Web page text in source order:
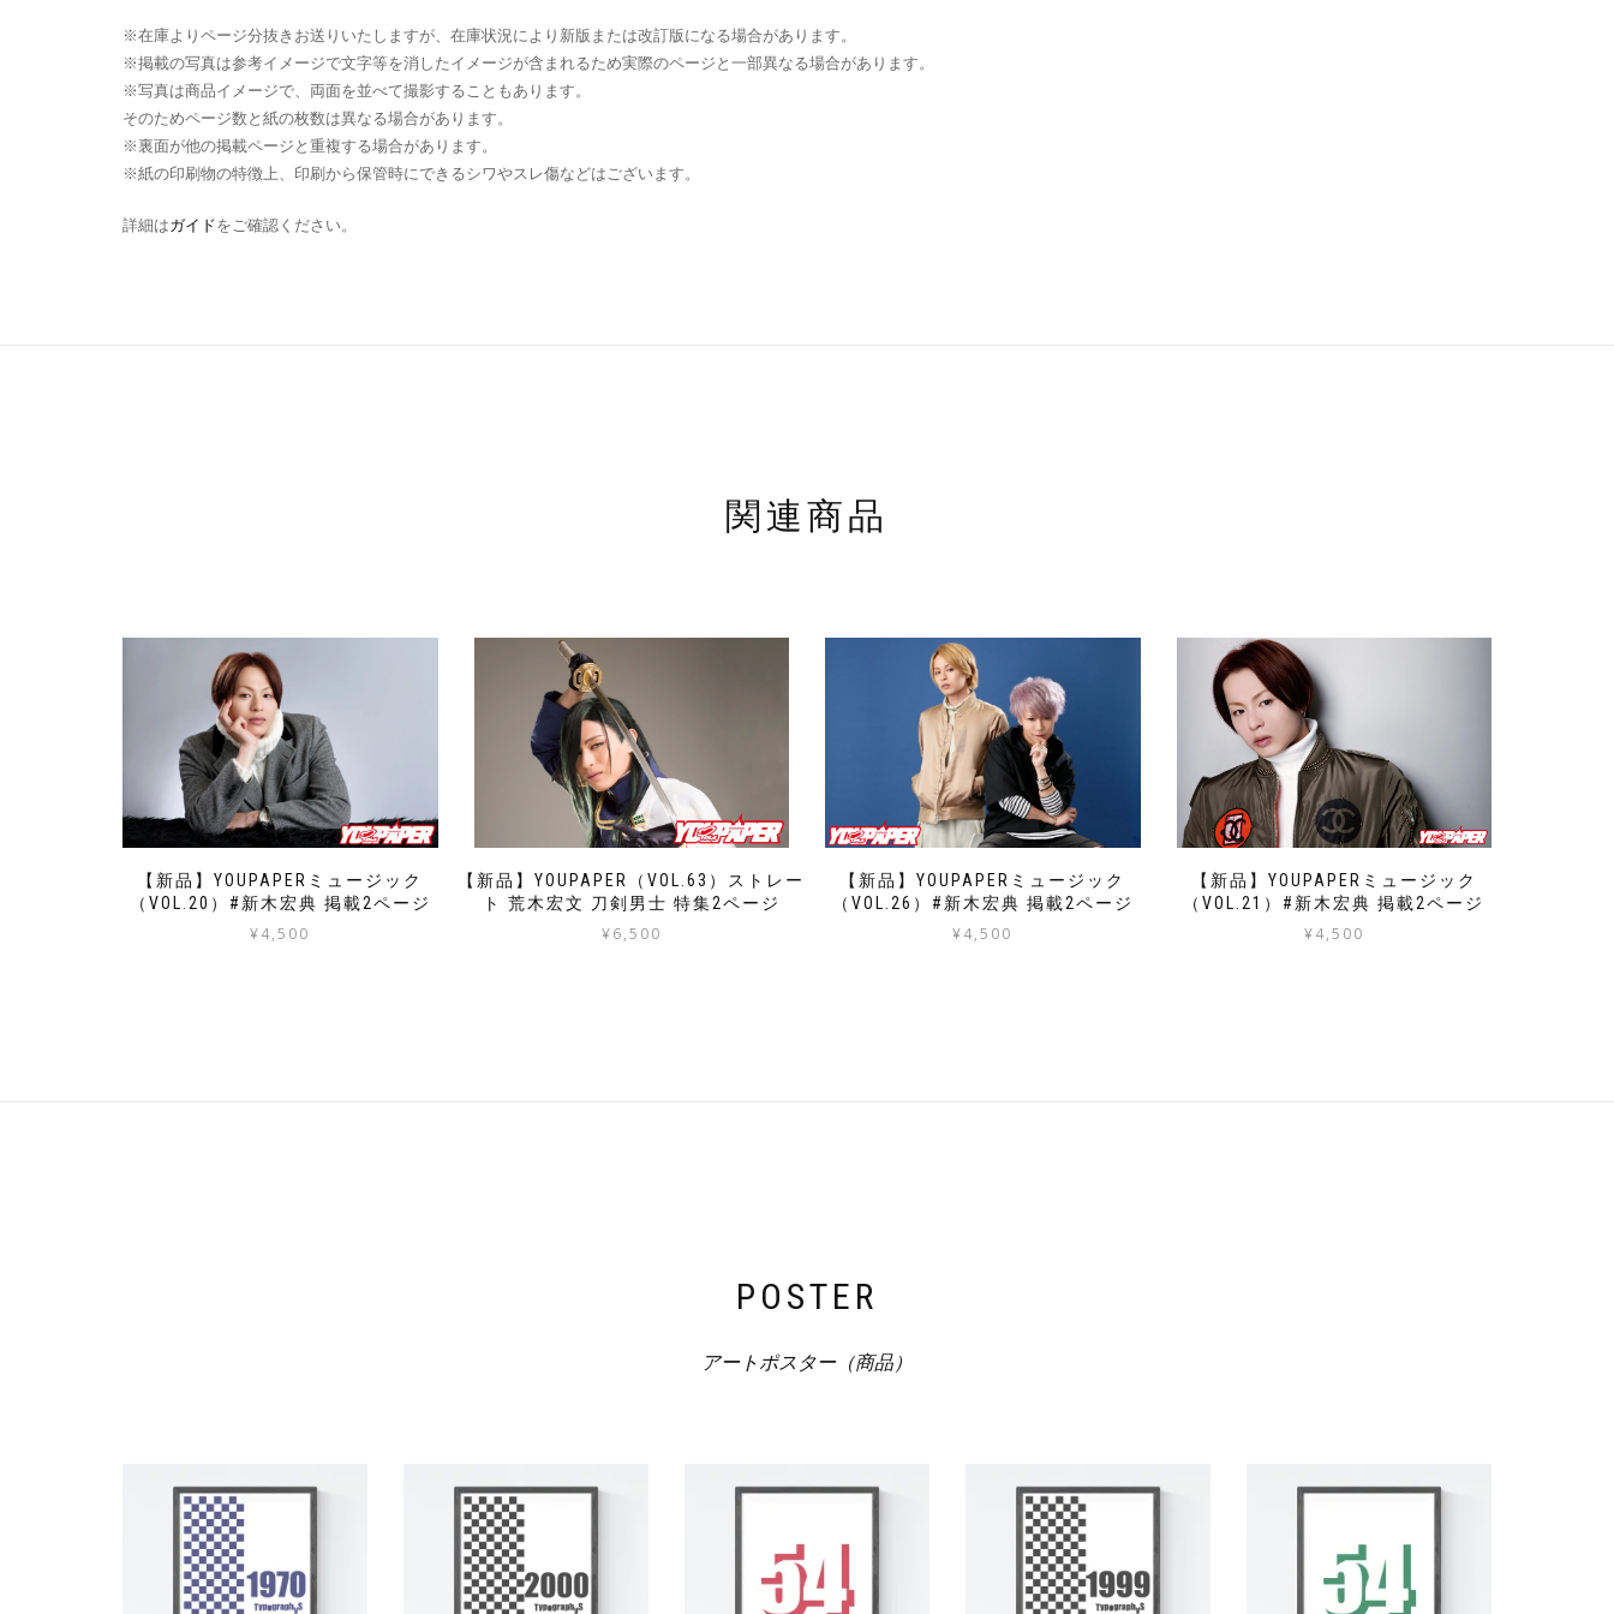
※在庫よりページ分抜きお送りいたしますが、在庫状況により新版または改訂版になる場合があります。
※掲載の写真は参考イメージで文字等を消したイメージが含まれるため実際のページと一部異なる場合があります。
※写真は商品イメージで、両面を並べて撮影することもあります。
そのためページ数と紙の枚数は異なる場合があります。
※裏面が他の掲載ページと重複する場合があります。
※紙の印刷物の特徴上、印刷から保管時にできるシワやスレ傷などはございます。
詳細はガイドをご確認ください。
関連商品
【新品】YOUPAPERミュージック
（VOL.20）#新木宏典 掲載2ページ
¥4,500
【新品】YOUPAPER（VOL.63）ストレー
ト 荒木宏文 刀剣男士 特集2ページ
¥6,500
【新品】YOUPAPERミュージック
（VOL.26）#新木宏典 掲載2ページ
¥4,500
【新品】YOUPAPERミュージック
（VOL.21）#新木宏典 掲載2ページ
¥4,500
POSTER
アートポスター（商品）